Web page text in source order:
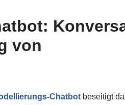
von
Chatbot beseitigt